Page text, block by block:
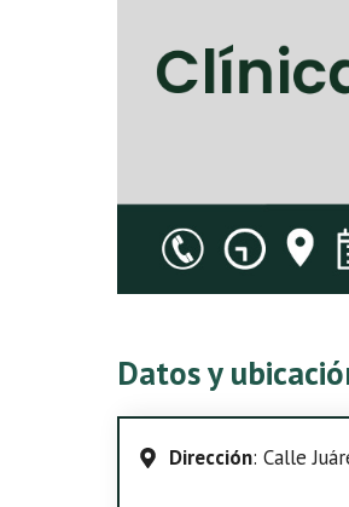
Datos y
Dirección: Calle